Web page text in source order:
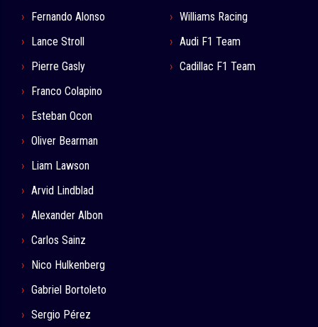
Fernando Alonso
Lance Stroll
Pierre Gasly
Franco Colapino
Esteban Ocon
Oliver Bearman
Liam Lawson
Arvid Lindblad
Alexander Albon
Carlos Sainz
Nico Hulkenberg
Gabriel Bortoleto
Sergio Pérez
Williams Racing
Audi F1 Team
Cadillac F1 Team